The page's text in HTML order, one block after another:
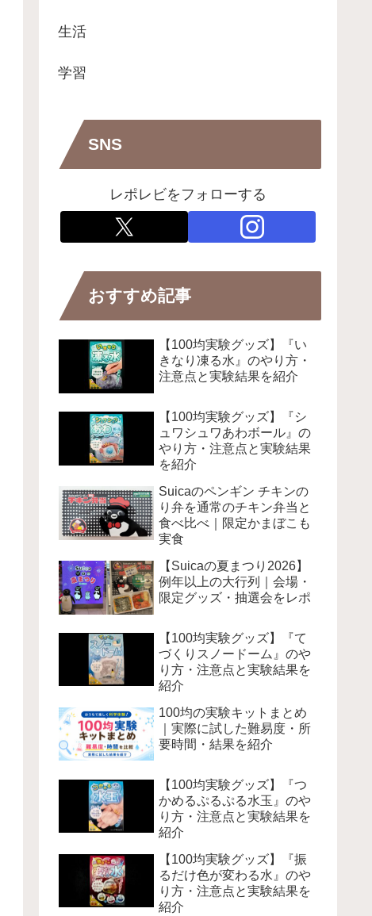
生活
学習
SNS
レポレビをフォローする
おすすめ記事
【100均実験グッズ】『い
きなり凍る水』のやり方・
注意点と実験結果を紹介
【100均実験グッズ】『シ
ュワシュワあわボール』の
やり方・注意点と実験結果
を紹介
Suicaのペンギン チキンの
り弁を通常のチキン弁当と
食べ比べ｜限定かまぼこも
実食
【Suicaの夏まつり2026】
例年以上の大行列｜会場・
限定グッズ・抽選会をレポ
【100均実験グッズ】『て
づくりスノードーム』のや
り方・注意点と実験結果を
紹介
100均の実験キットまとめ
｜実際に試した難易度・所
要時間・結果を紹介
【100均実験グッズ】『つ
かめるぷるぷる水玉』のや
り方・注意点と実験結果を
紹介
【100均実験グッズ】『振
るだけ色が変わる水』のや
り方・注意点と実験結果を
紹介